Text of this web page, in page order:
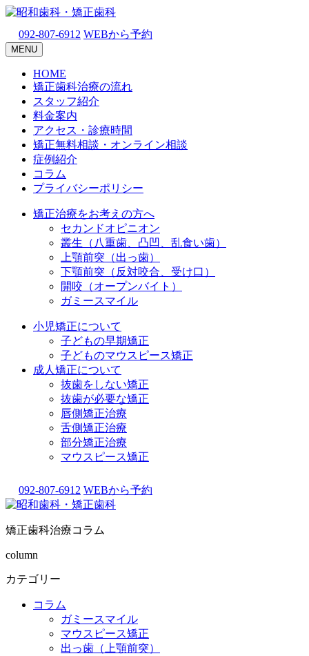
092-807-6912 WEBから予約
MENU
HOME
矯正歯科治療の流れ
スタッフ紹介
料金案内
アクセス・診療時間
矯正無料相談・オンライン相談
症例紹介
コラム
プライバシーポリシー
矯正治療をお考えの方へ
セカンドオピニオン
叢生（八重歯、凸凹、乱食い歯）
上顎前突（出っ歯）
下顎前突（反対咬合、受け口）
開咬（オープンバイト）
ガミースマイル
小児矯正について
子どもの早期矯正
子どものマウスピース矯正
成人矯正について
抜歯をしない矯正
抜歯が必要な矯正
唇側矯正治療
舌側矯正治療
部分矯正治療
マウスピース矯正
092-807-6912 WEBから予約
矯正歯科治療コラム
column
カテゴリー
コラム
ガミースマイル
マウスピース矯正
出っ歯（上顎前突）